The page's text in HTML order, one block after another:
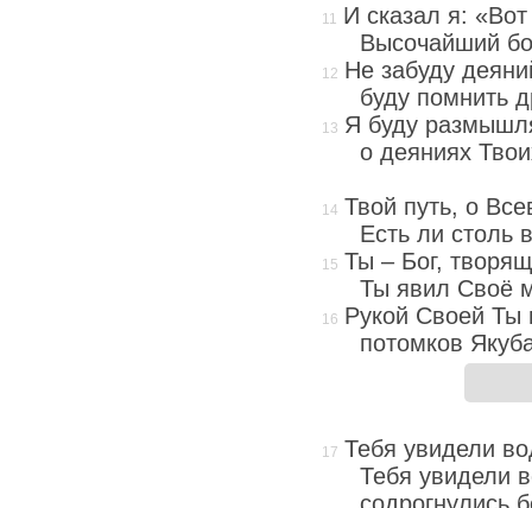
И сказал я:
Высочайший
Не забуду
буду помнить
Я буду
о деяниях
Твой путь, о
Есть ли столь
Ты – Бог,
Ты явил Своё
Рукой Своей Ты
потомков
Тебя увидели
Тебя увидели
содрогнулись